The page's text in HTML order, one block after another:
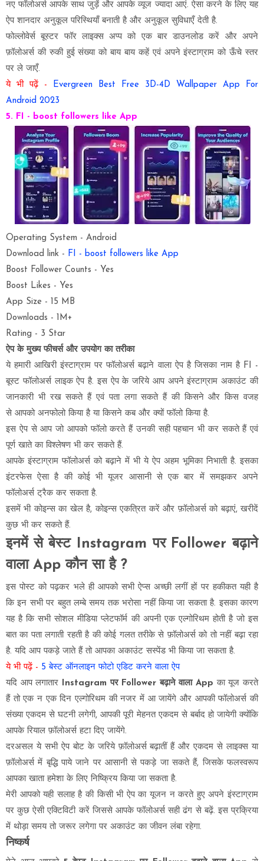
नए फॉलोअर्स आपके साथ जुड़ें और आपके व्यूज ज्यादा आएं. ऐसा करने के लिए यह
ऐप शानदार अनुकूल परिस्थियाँ बनाती है और अनुकूल सुविधाएँ देती है.
फोल्लोवेर्स बूस्टर फॉर लाइक्स अप्प को एक बार डाउनलोड करें और अपने
फ़ॉलोअर्स की रुकी हुई संख्या को बाय बाय कहें एवं अपने इंस्टाग्राम को ऊँचे स्तर
पर ले जाएँ.
ये भी पढ़ें -
Evergreen Best Free 3D-4D Wallpaper App For
Android 2023
5. FI - boost followers like App
Operating System - Android
Download link - FI - boost followers like App
Boost Follower Counts - Yes
Boost Likes - Yes
App Size - 15 MB
Downloads - 1M+
Rating - 3 Star
ऐप के मुख्य फीचर्स औरउपयोग का तरीका
ये हमारी आखिरी इंस्टाग्राम पर फॉलोअर्स बढ़ाने वाला ऐप है जिसका नाम है FI -
बूस्ट फॉलोअर्स लाइक ऐप है. इस ऐप के जरिये आप अपने इंस्टाग्राम अकाउंट की
जानकारी भी रख सकते हैं एवं पता लगा सकते हैं की किसने और किस वजह
से आपको अनफोलो किया है या किसने कब और क्यों फॉलो किया है.
इस ऐप से आप जो आपको फॉलो करते हैं उनकी सही पहचान भी कर सकते हैं एवं
पूर्ण खाते का विश्लेषण भी कर सकते हैं.
आपके इंस्टाग्राम फॉलोअर्स को बढ़ाने में भी ये ऐप अहम भूमिका निभाती है. इसका
इंटरफेस ऐसा है की कोई भी यूजर आसानी से एक बार में समझकर अपने
फॉलोअर्स ट्रैक कर सकता है.
इसमें भी कोइन्स का खेल है, कोइन्स एकत्रित करें और फ़ॉलोअर्स को बढ़ाएं, खरीदें
कुछ भी कर सकते हैं.
इनमें से बेस्ट Instagram पर Follower बढ़ाने
वाला App कौन सा है ?
इस पोस्ट को पढ़कर भले ही आपको सभी ऐप्स अच्छी लगीं हों पर हकीकत यही है
कि इन सभी पर बहुत लम्बे समय तक भरोसा नहीं किया जा सकता है. इसका कारण
यह है कि सभी सोशल मीडिया प्लेटफॉर्म की अपनी एक एल्गोरिथम होती है जो इस
बात का पता लगाती रहती है की कोई गलत तरीके से फ़ॉलोअर्स को तो नहीं बढ़ा रहा
है. यदि आप पकड़े जाते हैं तो आपका अकाउंट सस्पेंड भी किया जा सकता है.
ये भी पढ़ें - 5 बेस्ट ऑनलाइन फोटो एडिट करने वाला ऐप
यदि आप लगातार Instagram पर Follower बढ़ाने वाला App का यूज करते
हैं तो एक न एक दिन एल्गोरिथम की नजर में आ जायेंगे और आपकी फॉलोअर्स की
संख्या एकदम से घटनी लगेगी, आपकी पूरी मेहनत एकदम से बर्बाद हो जायेगी क्योंकि
आपके रियाल फ़ॉलोअर्स हटा दिए जायेंगे.
दरअसल ये सभी ऐप बोट के जरिये फ़ॉलोअर्स बढ़ातीं हैं और एकदम से लाइक्स या
फ़ॉलोअर्स में बृद्धि पाये जाने पर आसानी से पकड़े जा सकते हैं, जिसके फलस्वरूप
आपका खाता हमेशा के लिए निष्क्रिय किया जा सकता है.
मेरी आपको यही सलाह है की किसी भी ऐप का यूजन न करते हुए अपने इंस्टाग्राम
पर कुछ ऐसी एक्टिविटी करें जिससे आपके फॉलोअर्स सही ढंग से बढ़ें. इस प्रक्रिया
में थोड़ा समय तो जरूर लगेगा पर अकाउंट का जीवन लंबा रहेगा.
निष्कर्ष